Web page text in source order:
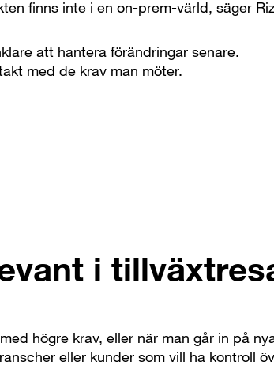
finns inte i en on-prem-värld, säger
att hantera förändringar senare.
med de krav man möter.
i
högre krav, eller när man går in på
eller kunder som vill ha kontroll